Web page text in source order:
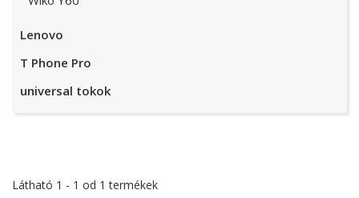
Lenovo
T Phone Pro
universal tokok
Látható 1 - 1 od 1 termékek